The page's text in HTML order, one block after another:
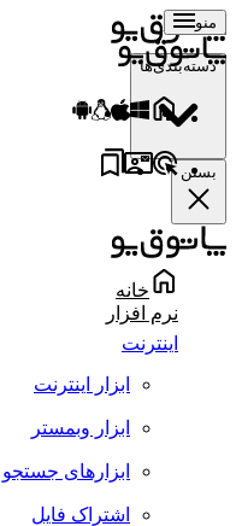
منو
دسته‌بندی‌ها
بستن
خانه
نرم افزار
اینترنت
ابزار اینترنت
ابزار وبمستر
ابزارهای جستجو
اشتراک فایل